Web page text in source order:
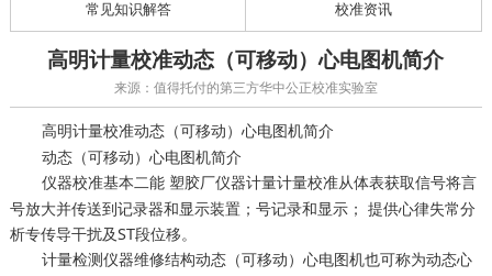
常见知识解答 校准资讯
高明计量校准动态（可移动）心电图机简介
来源：值得托付的第三方华中公正校准实验室
高明计量校准动态（可移动）心电图机简介
动态（可移动）心电图机简介
仪器校准基本二能 塑胶厂仪器计量计量校准从体表获取信号将言
号放大并传送到记录器和显示装置；号记录和显示； 提供心律失常分
析专传导干扰及ST段位移。
计量检测仪器维修结构动态（可移动）心电图机也可称为动态心